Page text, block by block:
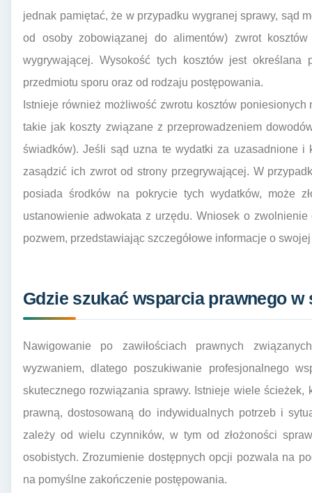
jednak pamiętać, że w przypadku wygranej sprawy, sąd
od osoby zobowiązanej do alimentów) zwrot
wygrywającej. Wysokość tych kosztów jest
przedmiotu sporu oraz od rodzaju postępowania.
Istnieje również możliwość zwrotu kosztów
takie jak koszty związane z przeprowadzeniem
świadków). Jeśli sąd uzna te wydatki za uzasadnione i
zasądzić ich zwrot od strony przegrywającej. W
posiada środków na pokrycie tych wydatków, może
ustanowienie adwokata z urzędu. Wniosek o
pozwem, przedstawiając szczegółowe informacje o
Gdzie szukać wsparcia prawnego
Nawigowanie po zawiłościach prawnych
wyzwaniem, dlatego poszukiwanie profesjonalnego
skutecznego rozwiązania sprawy. Istnieje wiele ścieżek,
prawną, dostosowaną do indywidualnych potrzeb i
zależy od wielu czynników, w tym od złożoności
osobistych. Zrozumienie dostępnych opcji pozwala na
na pomyślne zakończenie postępowania.